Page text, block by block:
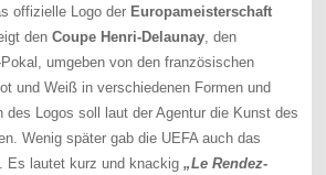
offizielle Logo der Europameisterschaft
denCoupe Henri-Delaunay , den
umgeben von den französischen
und Weiß in verschiedenen Formen und
des Logos soll laut der Agentur die Kunst des
Wenig später gab die UEFA auch das
Es lautet kurz und knackig„Le Rendez-